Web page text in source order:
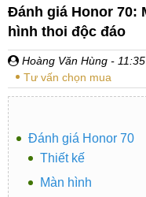
Đánh giá Honor 70:
hình thoi độc đáo
Hoàng Văn Hùng -
Tư vấn chọn mua
Đánh giá Honor 70
Thiết kế
Màn hình